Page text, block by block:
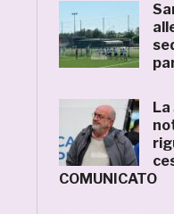
La
COMUNICATO